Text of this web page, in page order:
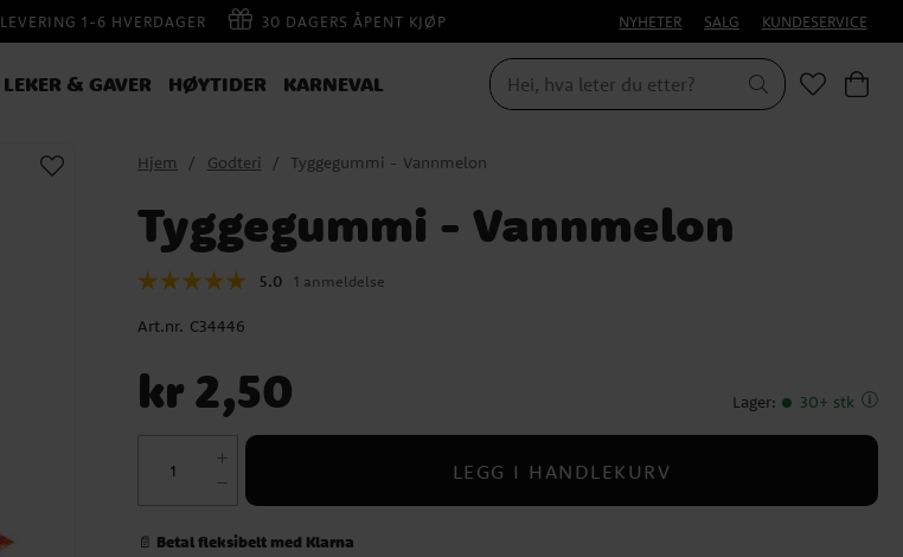
LEVERING 1-6 HVERDAGER 30 DAGERS ÅPENT KJØP NYHETER SALG KUNDESERVICE
LEKER & GAVER HØYTIDER KARNEVAL
Hjem Godteri Tyggegummi - Vannmelon
Tyggegummi - Vannmelon
5.0 1 anmeldelse
Art.nr. C34446
kr 2,50 Lager: 30+ stk
LEGG I HANDLEKURV
📄 Betal fleksibelt med Klarna